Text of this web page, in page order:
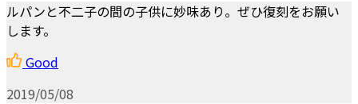
ルパンと不二子の間の子供に妙味あり。ぜひ復刻をお願い
します。
Good
2019/05/08